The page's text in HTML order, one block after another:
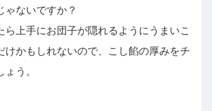
ゃないですか？
ら上手にお団子が隠れるようにうまいこ
けかもしれないので、こし餡の厚みをチ
う。